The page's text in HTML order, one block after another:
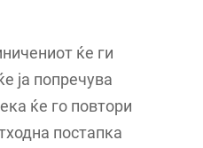
ќе ги
ја попречува
ќе го повтори
постапка